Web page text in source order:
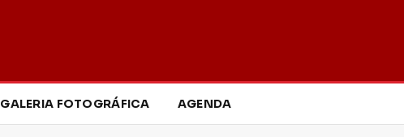
GALERIA FOTOGRÁFICA AGENDA